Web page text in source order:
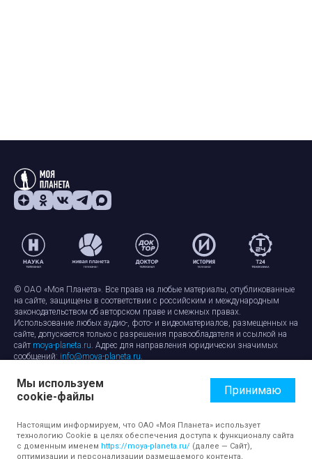
© ОАО «Моя Планета». Все права на любые материалы, опубликованные
на сайте, защищены в соответствии с российским и международным
законодательством об авторском праве и смежных правах.
Использование любых аудио-, фото- и видеоматериалов, размещенных на
сайте, допускается только с разрешения правообладателя и ссылкой на
сайт moya-planeta.ru. Адрес для направления юридически значимых
сообщений: info@moya-planeta.ru.
Правила сайтаРабота с cookie-файлами
Защита персональных данных
Обработка персональных данных
Мы используем
cookie-файлы
Принимаю
Настоящим информируем, что ОАО «Моя Планета» использует
технологию Cookie в целях обеспечения доступа к функционалу сайта
с доменным именем https://moya-planeta.ru/ (далее — Сайт),
оптимизации и персонализации размещаемого контента,